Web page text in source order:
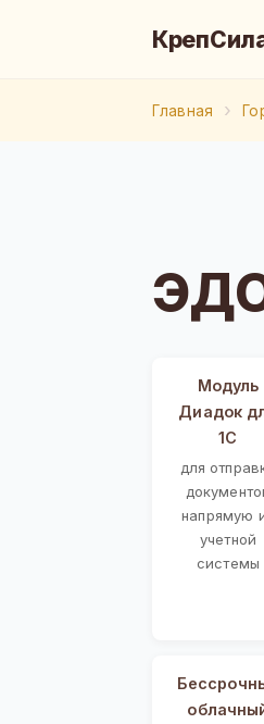
Главная
Модуль
Диадок
1С
для
напрямую
учетной
системы